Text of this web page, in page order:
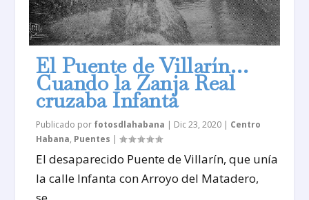
El Puente de Villarín…
Cuando la Zanja Real
cruzaba Infanta
Publicado por fotosdlahabana | Dic 23, 2020 | Centro
Habana, Puentes |
El desaparecido Puente de Villarín, que unía
la calle Infanta con Arroyo del Matadero,